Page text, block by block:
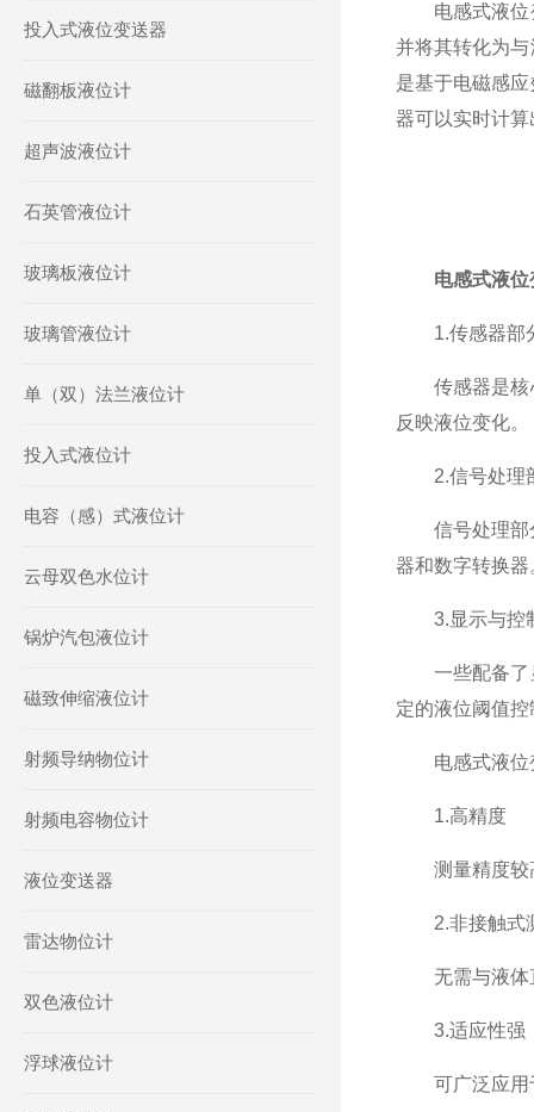
投入式液位变送器
磁翻板液位计
超声波液位计
石英管液位计
玻璃板液位计
玻璃管液位计
单（双）法兰液位计
投入式液位计
电容（感）式液位计
云母双色水位计
锅炉汽包液位计
磁致伸缩液位计
射频导纳物位计
射频电容物位计
液位变送器
雷达物位计
双色液位计
浮球液位计
电感式液位变
并将其转化为
是基于电磁感
器可以实时计
电感式液位
1.传感器部
传感器是核心
反映液位变化。
2.信号处理
信号处理部分
器和数字转换
3.显示与控
一些配备了显
定的液位阈值
电感式液位
1.高精度
测量精度较高
2.非接触式
无需与液体直
3.适应性强
可广泛应用于